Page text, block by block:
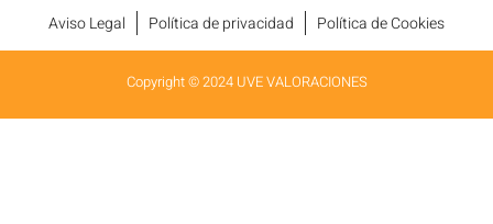
Aviso Legal Política de privacidad Política de Cookies
Copyright © 2024 UVE VALORACIONES